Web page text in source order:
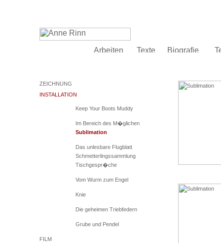
ZEICHNUNG
INSTALLATION
Keep Your Boots Muddy
Im Bereich des M�glichen
Sublimation
Das unlesbare Flugblatt
Schmetterlingssammlung
Tischgespr�che
Vom Wurm zum Engel
Knie
Die geheimen Triebfedern
Grube und Pendel
FILM